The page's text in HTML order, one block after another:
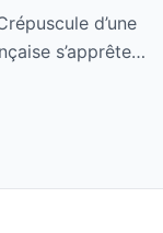
d’une
s’apprête…